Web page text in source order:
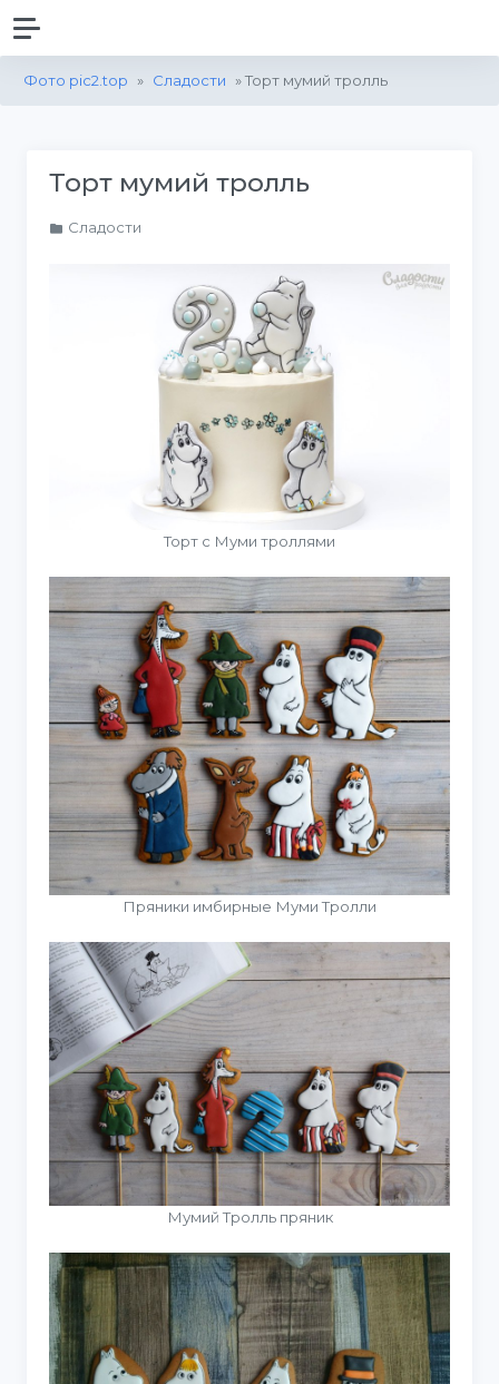
Фото pic2.top » Сладости » Торт мумий тролль
Торт мумий тролль
Сладости
Торт с Муми троллями
Пряники имбирные Муми Тролли
Мумий Тролль пряник